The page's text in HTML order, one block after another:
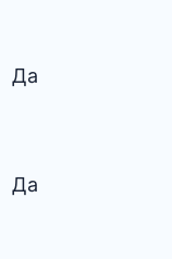
Да
Да